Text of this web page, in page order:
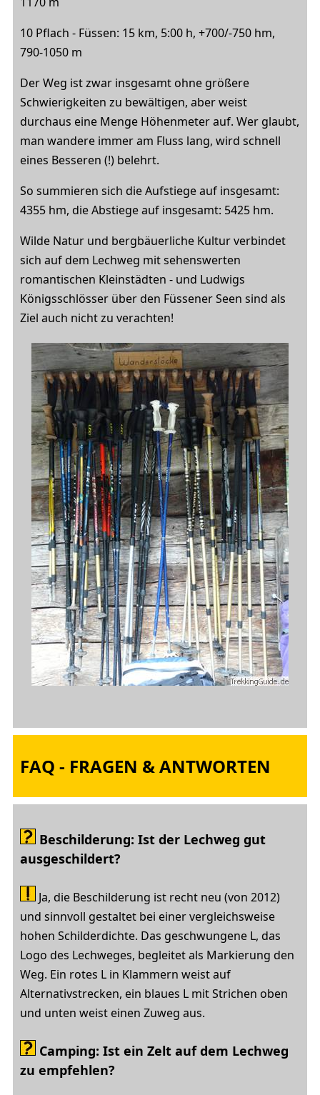
10 Pflach - Füssen: 15 km, 5:00 h, +700/-750 hm,
790-1050 m
Der Weg ist zwar insgesamt ohne größere
Schwierigkeiten zu bewältigen, aber weist
durchaus eine Menge Höhenmeter auf. Wer glaubt,
man wandere immer am Fluss lang, wird schnell
eines Besseren (!) belehrt.
So summieren sich die Aufstiege auf insgesamt:
4355 hm, die Abstiege auf insgesamt: 5425 hm.
Wilde Natur und bergbäuerliche Kultur verbindet
sich auf dem Lechweg mit sehenswerten
romantischen Kleinstädten - und Ludwigs
Königsschlösser über den Füssener Seen sind als
Ziel auch nicht zu verachten!
FAQ - FRAGEN & ANTWORTEN
Beschilderung: Ist der Lechweg gut
ausgeschildert?
Ja, die Beschilderung ist recht neu (von 2012)
und sinnvoll gestaltet bei einer vergleichsweise
hohen Schilderdichte. Das geschwungene L, das
Logo des Lechweges, begleitet als Markierung den
Weg. Ein rotes L in Klammern weist auf
Alternativstrecken, ein blaues L mit Strichen oben
und unten weist einen Zuweg aus.
Camping: Ist ein Zelt auf dem Lechweg
zu empfehlen?